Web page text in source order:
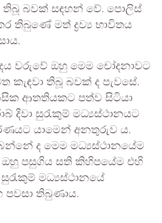
තිබූ බවක් සඳහන් වේ. පොලිස්
තිබුණේ මත් ද්‍රව්‍ය භාවිතය
වරුවේ ඔහු මෙම චෝදනාවට
කැඳවා තිබූ බවක් ද පැවසේ.
ආතතියකට පත්ව සිටියා
දිවා සුරැකුම් මධ්‍යස්ථානයට
යාමෙන් අනතුරුව ය.
ද මෙම මධ්‍යස්ථානයේම
පසුගිය සති කිහිපයේම එහි
මධ්‍යස්ථානයේ
පවසා තිබුණාය.